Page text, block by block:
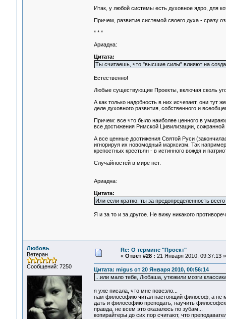
Итак, у любой системы есть духовное ядро, для
Причем, развитие системой своего духа - сразу
* * *
Ариадна:
Цитата:
Ты считаешь, что "высшие силы" влияют на
Естественно!
Любые существующие Проекты, включая сколь
А как только надобность в них исчезает, они
деле духовного развития, собственного и
Причем: все что было наиболее ценного в
все достижения Римской Цивилизации,
А все ценные достижения Святой Руси
игнорируя их новомодный марксизм. Так
крепостных крестьян - в истинного вождя и
Случайностей в мире нет.
Ариадна:
Цитата:
Или если кратко: ты за предопределенность
Я и за то и за другое. Не вижу никакого
Любовь
Ветеран
Сообщений: 7250
Re: О термине "Проект"
« Ответ #28 : 21 Января 2010, 09:37:13 »
Цитата: migus от 20 Января 2010, 00:56:14
...или мало тебе, Любаша, утюжили мозги
я уже писала, что мне повезло...
нам философию читал настоящий философ, а не
дать и философию преподать, научить
правда, не всем это оказалось по зубам...
копирайтеры до сих пор считают, что